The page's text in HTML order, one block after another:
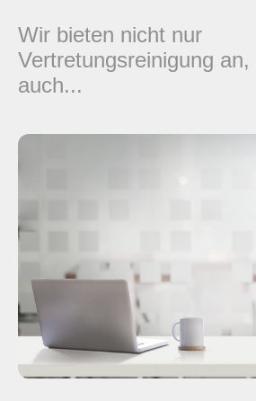
Wir bieten nicht nur
Vertretungsreinigung an,
auch...